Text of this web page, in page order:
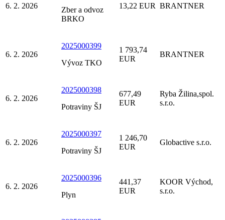
6. 2. 2026
Zber a odvoz
BRKO
13,22 EUR BRANTNER
6. 2. 2026
2025000399
Vývoz TKO
1 793,74
EUR
BRANTNER
6. 2. 2026
2025000398
Potraviny ŠJ
677,49
EUR
Ryba Žilina,spol.
s.r.o.
6. 2. 2026
2025000397
Potraviny ŠJ
1 246,70
EUR
Globactive s.r.o.
6. 2. 2026
2025000396
Plyn
441,37
EUR
KOOR Východ,
s.r.o.